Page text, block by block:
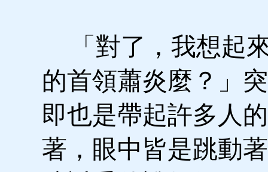
「對了，我想起
的首領蕭炎麼？」
即也是帶起許多人
著，眼中皆是跳動